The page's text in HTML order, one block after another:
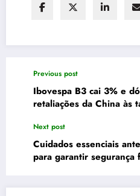
Previous post
Ibovespa B3 cai 3% e
retaliações da China às
Next post
Cuidados essenciais
para garantir segurança